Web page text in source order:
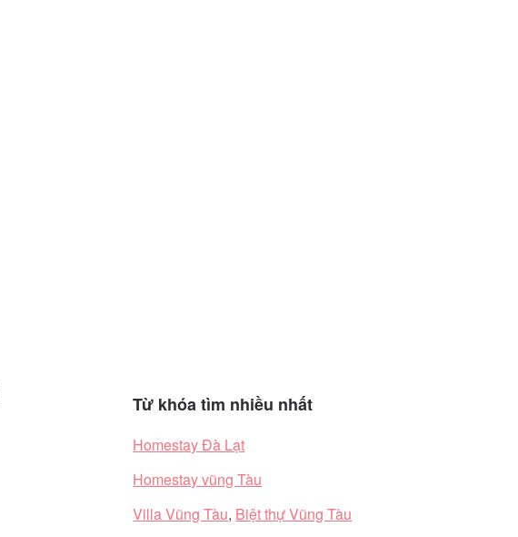
Từ khóa tìm nhiều nhất
Homestay Đà Lạt
Homestay vũng Tàu
Villa Vũng Tàu, Biệt thự Vũng Tàu